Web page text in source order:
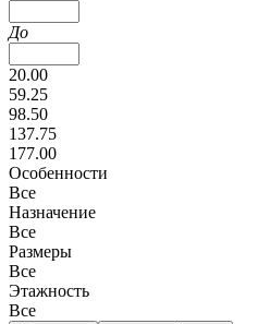
До
20.00
59.25
98.50
137.75
177.00
Особенности
Все
Назначение
Все
Размеры
Все
Этажность
Все